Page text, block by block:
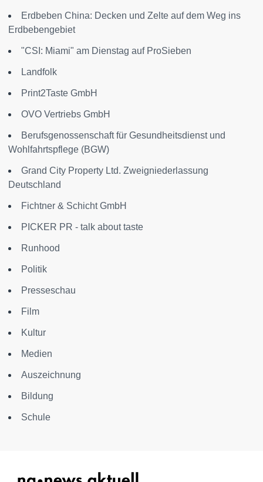
Erdbeben China: Decken und Zelte auf dem Weg ins
Erdbebengebiet
"CSI: Miami" am Dienstag auf ProSieben
Landfolk
Print2Taste GmbH
OVO Vertriebs GmbH
Berufsgenossenschaft für Gesundheitsdienst und
Wohlfahrtspflege (BGW)
Grand City Property Ltd. Zweigniederlassung
Deutschland
Fichtner & Schicht GmbH
PICKER PR - talk about taste
Runhood
Politik
Presseschau
Film
Kultur
Medien
Auszeichnung
Bildung
Schule